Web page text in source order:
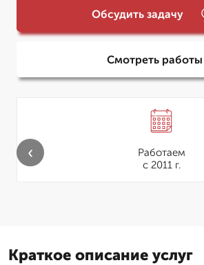
Обсудить задачу
Смотреть работы
Работаем
с 2011 г.
‹
Краткое описание услуг